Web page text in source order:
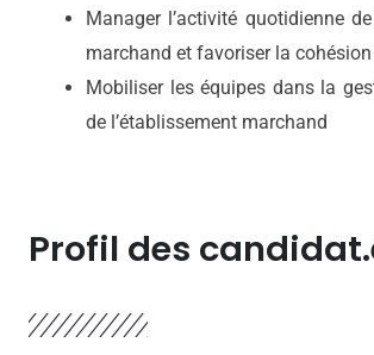
Manager l’activité quotidienne
marchand et favoriser la
Mobiliser les équipes dans la
de l’établissement marchand
Profil des